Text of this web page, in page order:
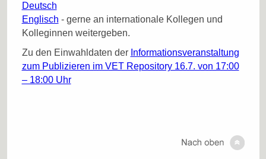
Deutsch
Englisch - gerne an internationale Kollegen und
Kolleginnen weitergeben.
Zu den Einwahldaten der Informationsveranstaltung
zum Publizieren im VET Repository 16.7. von 17:00
– 18:00 Uhr